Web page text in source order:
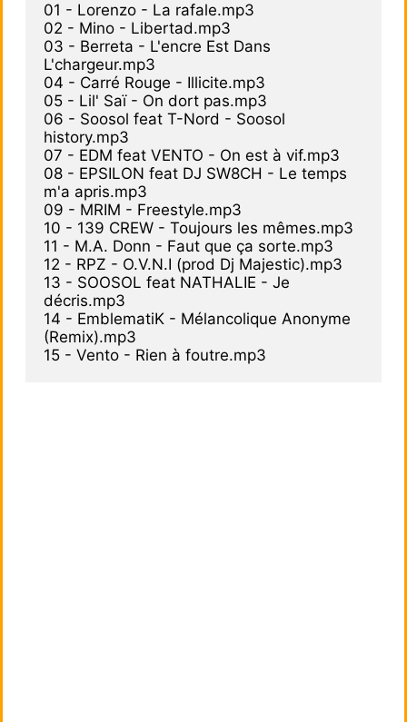
01 - Lorenzo - La rafale.mp3
02 - Mino - Libertad.mp3
03 - Berreta - L'encre Est Dans
L'chargeur.mp3
04 - Carré Rouge - Illicite.mp3
05 - Lil' Saï - On dort pas.mp3
06 - Soosol feat T-Nord - Soosol
history.mp3
07 - EDM feat VENTO - On est à vif.mp3
08 - EPSILON feat DJ SW8CH - Le temps
m'a apris.mp3
09 - MRIM - Freestyle.mp3
10 - 139 CREW - Toujours les mêmes.mp3
11 - M.A. Donn - Faut que ça sorte.mp3
12 - RPZ - O.V.N.I (prod Dj Majestic).mp3
13 - SOOSOL feat NATHALIE - Je
décris.mp3
14 - EmblematiK - Mélancolique Anonyme
(Remix).mp3